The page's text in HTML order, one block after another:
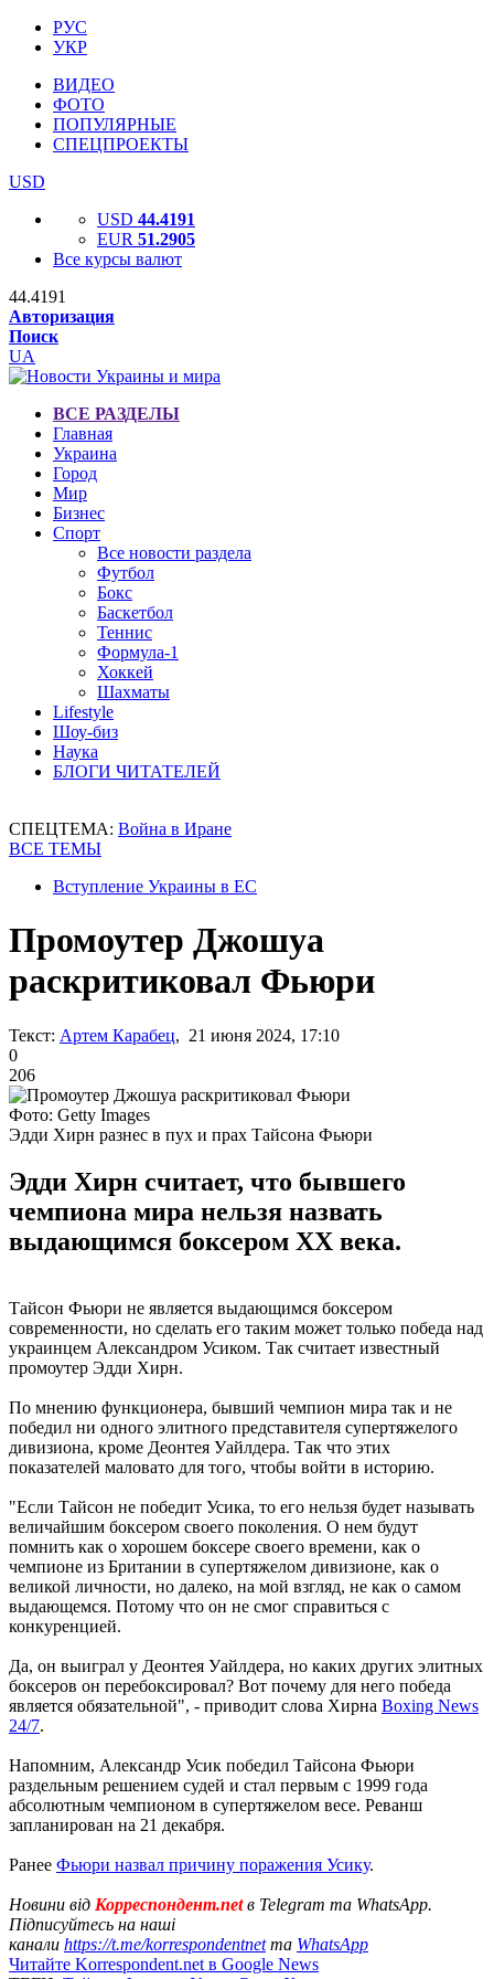
РУС
УКР
ВИДЕО
ФОТО
ПОПУЛЯРНЫЕ
СПЕЦПРОЕКТЫ
USD
USD 44.4191
EUR 51.2905
Все курсы валют
44.4191
Авторизация
Поиск
UA
ВСЕ РАЗДЕЛЫ
Главная
Украина
Город
Мир
Бизнес
Спорт
Все новости раздела
Футбол
Бокс
Баскетбол
Теннис
Формула-1
Хоккей
Шахматы
Lifestyle
Шоу-биз
Наука
БЛОГИ ЧИТАТЕЛЕЙ
СПЕЦТЕМА: Война в Иране
ВСЕ ТЕМЫ
Вступление Украины в ЕС
Промоутер Джошуа
раскритиковал Фьюри
Текст: Артем Карабец, 21 июня 2024, 17:10
0
206
Фото: Getty Images
Эдди Хирн разнес в пух и прах Тайсона Фьюри
Эдди Хирн считает, что бывшего
чемпиона мира нельзя назвать
выдающимся боксером ХХ века.
Тайсон Фьюри не является выдающимся боксером
современности, но сделать его таким может только победа над
украинцем Александром Усиком. Так считает известный
промоутер Эдди Хирн.
По мнению функционера, бывший чемпион мира так и не
победил ни одного элитного представителя супертяжелого
дивизиона, кроме Деонтея Уайлдера. Так что этих
показателей маловато для того, чтобы войти в историю.
"Если Тайсон не победит Усика, то его нельзя будет называть
величайшим боксером своего поколения. О нем будут
помнить как о хорошем боксере своего времени, как о
чемпионе из Британии в супертяжелом дивизионе, как о
великой личности, но далеко, на мой взгляд, не как о самом
выдающемся. Потому что он не смог справиться с
конкуренцией.
Да, он выиграл у Деонтея Уайлдера, но каких других элитных
боксеров он перебоксировал? Вот почему для него победа
является обязательной", - приводит слова Хирна Boxing News
24/7.
Напомним, Александр Усик победил Тайсона Фьюри
раздельным решением судей и стал первым с 1999 года
абсолютным чемпионом в супертяжелом весе. Реванш
запланирован на 21 декабря.
Ранее Фьюри назвал причину поражения Усику.
Новини від Корреспондент.netв Telegram та WhatsApp.
Підписуйтесь на наші
канали https://t.me/korrespondentnetта WhatsApp
Читайте Korrespondent.net в Google News